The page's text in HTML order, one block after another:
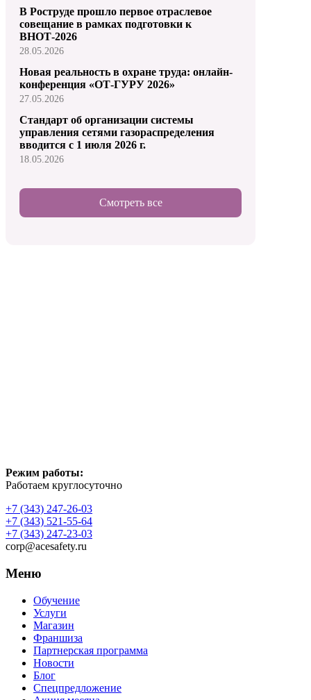
В Роструде прошло первое отраслевое
совещание в рамках подготовки к
ВНОТ-2026
28.05.2026
Новая реальность в охране труда: онлайн-
конференция «ОТ-ГУРУ 2026»
27.05.2026
Стандарт об организации системы
управления сетями газораспределения
вводится с 1 июля 2026 г.
18.05.2026
Смотреть все
Режим работы:
Работаем круглосуточно
+7 (343) 247-26-03
+7 (343) 521-55-64
+7 (343) 247-23-03
corp@acesafety.ru
Меню
Обучение
Услуги
Магазин
Франшиза
Партнерская программа
Новости
Блог
Спецпредложение